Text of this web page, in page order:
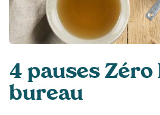
4 pauses
bureau